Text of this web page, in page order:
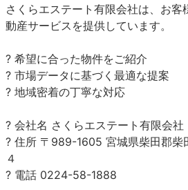
さくらエステート有限会社は、お客
動産サービスを提供しています。
? 希望に合った物件をご紹介
? 市場データに基づく最適な提案
? 地域密着の丁寧な対応
? 会社名 さくらエステート有限会社
? 住所 〒989-1605 宮城県柴田郡柴
４
? 電話 0224-58-1888